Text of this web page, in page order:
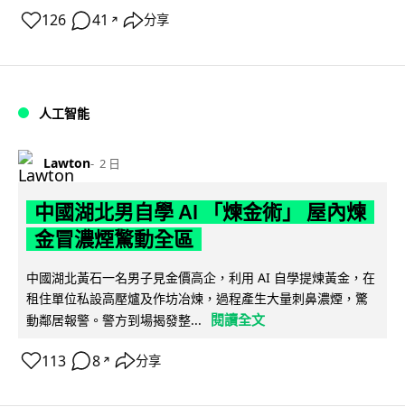
126 41 ↗ 分享
人工智能
Lawton 2 日
中國湖北男自學 AI 「煉金術」 屋內煉
金冒濃煙驚動全區
中國湖北黃石一名男子見金價高企，利用 AI 自學提煉黃金，在
租住單位私設高壓爐及作坊冶煉，過程產生大量刺鼻濃煙，驚
動鄰居報警。警方到場揭發整...
閱讀全文
113 8 ↗ 分享